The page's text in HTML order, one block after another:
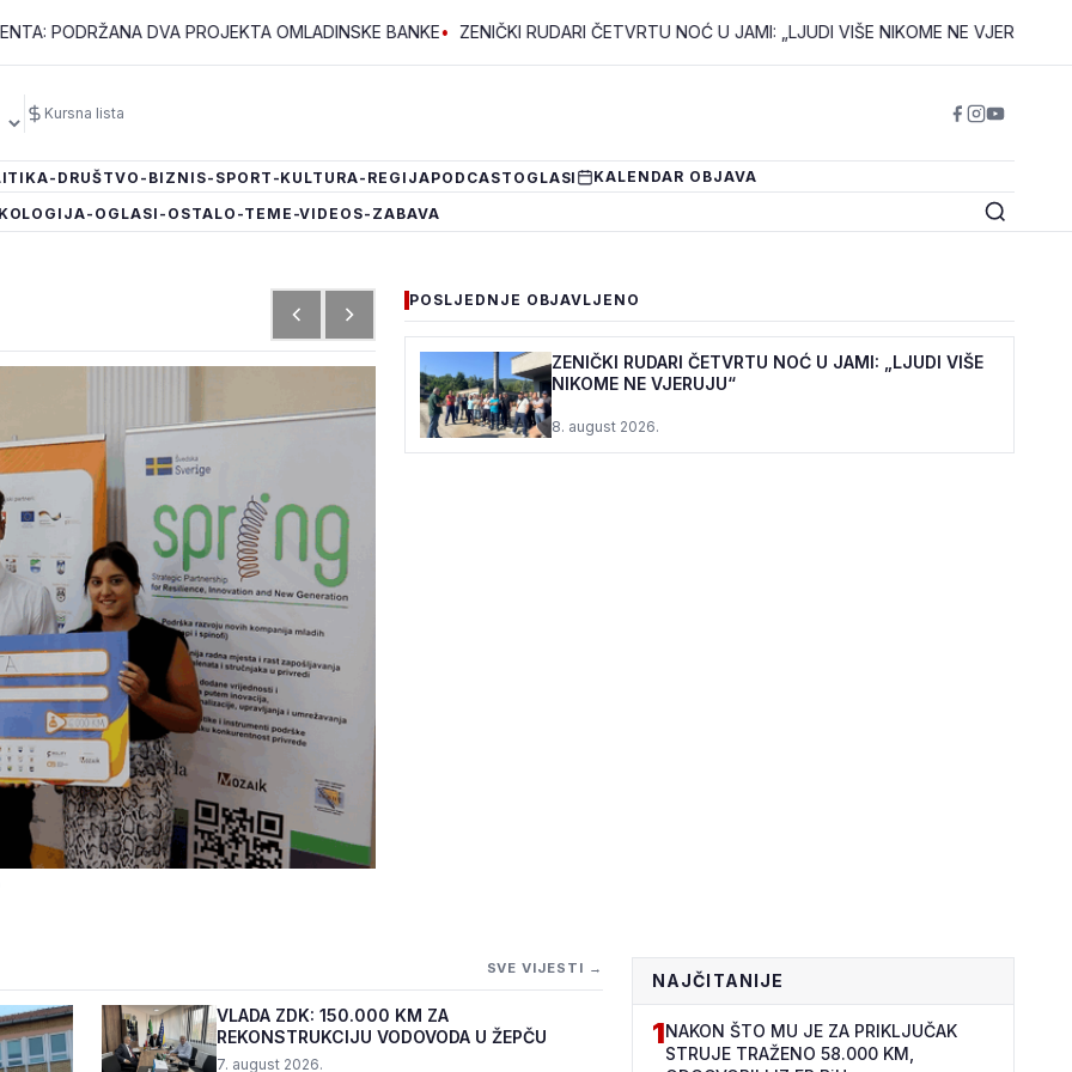
DVA PROJEKTA OMLADINSKE BANKE• ZENIČKI RUDARI ČETVRTU NOĆ U JAMI: „LJUDI VIŠE NIKOME NE VJERUJU“• PC
Kursna lista
-DRUŠTVO -BIZNIS-SPORT -KULTURA-REGIJAPODCAST OGLASI KALENDAR OBJAVA
-OGLASI -OSTALO -TEME -VIDEOS-ZABAVA
PROJEKTA
POSLJEDNJE OBJAVLJENO
ZENIČKI RUDARI ČETVRTU NOĆ U JAMI: „LJUDI VIŠE
NIKOME NE VJERUJU“
8. august 2026.
SVE VIJESTI →
VLADA ZDK: 150.000 KM ZA
REKONSTRUKCIJU VODOVODA U ŽEPČU
7. august 2026.
NAJČITANIJE
1NAKON ŠTO MU JE ZA PRIKLJUČAK
STRUJE TRAŽENO 58.000 KM,